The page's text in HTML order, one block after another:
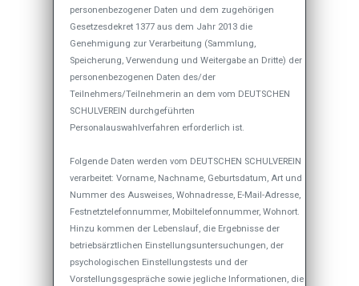
personenbezogener Daten und dem zugehörigen
Gesetzesdekret 1377 aus dem Jahr 2013 die
Genehmigung zur Verarbeitung (Sammlung,
Speicherung, Verwendung und Weitergabe an Dritte) der
personenbezogenen Daten des/der
Teilnehmers/Teilnehmerin an dem vom DEUTSCHEN
SCHULVEREIN durchgeführten
Personalauswahlverfahren erforderlich ist.
Folgende Daten werden vom DEUTSCHEN SCHULVEREIN
verarbeitet: Vorname, Nachname, Geburtsdatum, Art und
Nummer des Ausweises, Wohnadresse, E-Mail-Adresse,
Festnetztelefonnummer, Mobiltelefonnummer, Wohnort.
Hinzu kommen der Lebenslauf, die Ergebnisse der
betriebsärztlichen Einstellungsuntersuchungen, der
psychologischen Einstellungstests und der
Vorstellungsgespräche sowie jegliche Informationen, die